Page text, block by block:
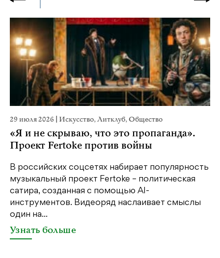
29 июля 2026 Искусство,Литклуб,Общество
«Я и не скрываю, что это пропаганда».
Проект Fertoke против войны
В российских соцсетях набирает популярность
музыкальный проект Fertoke – политическая
сатира, созданная с помощью AI-
инструментов. Видеоряд наслаивает смыслы
один на...
Узнать больше